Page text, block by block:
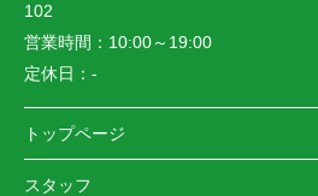
102
営業時間： 10:00～19:00
定休日： -
トップページ
スタッフ